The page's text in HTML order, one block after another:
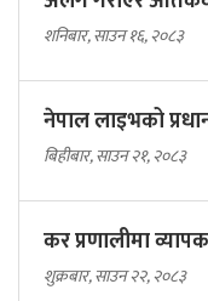
शनिबार, साउन १६, २०८३
नेपाल लाइभको
बिहीबार, साउन २१, २०८३
कर प्रणालीमा
शुक्रबार, साउन २२, २०८३